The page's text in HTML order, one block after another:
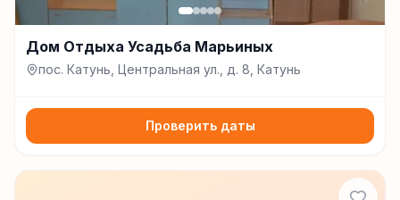
Дом Отдыха Усадьба Марьиных
пос. Катунь, Центральная ул., д. 8, Катунь
Проверить даты